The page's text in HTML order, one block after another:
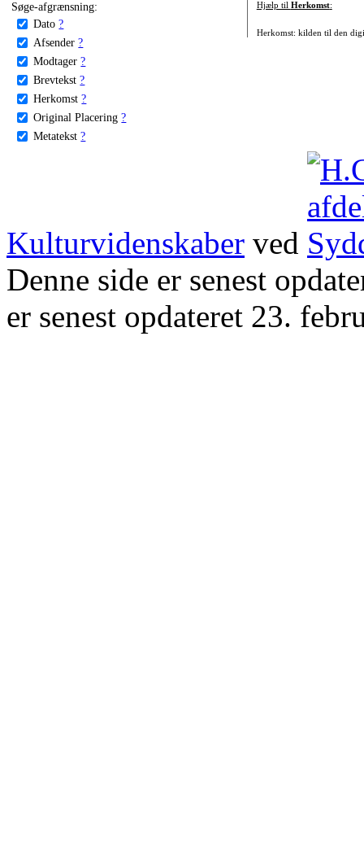
Søge-afgrænsning:
Dato ?
Afsender ?
Modtager ?
Brevtekst ?
Herkomst ?
Original Placering ?
Metatekst ?
Hjælp til Herkomst:
Herkomst: kilden til den
Kulturvidenskaber ved
Denne side er senest
er senest opdateret 23.